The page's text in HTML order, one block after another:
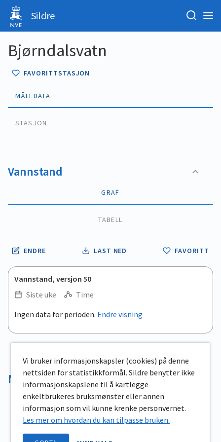
Sildre
Bjørndalsvatn
FAVORITTSTASJON
MÅLEDATA
STASJON
Vannstand
GRAF
TABELL
ENDRE LAST NED FAVORITT
Vannstand, versjon 50
Siste uke
Time
.
View as data table, .
Ingen data for perioden. Endre visning
Magasinvolum
Vi bruker informasjonskapsler (cookies) på denne
nettsiden for statistikkformål. Sildre benytter ikke
informasjonskapslene til å kartlegge
enkeltbrukeres bruksmønster eller annen
informasjon som vil kunne krenke personvernet.
Les mer om hvordan du kan tilpasse bruken.